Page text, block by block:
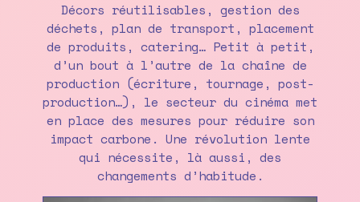
Décors réutilisables, gestion des
déchets, plan de transport, placement
de produits, catering… Petit à petit,
d’un bout à l’autre de la chaîne de
production (écriture, tournage, post-
production…), le secteur du cinéma met
en place des mesures pour réduire son
impact carbone. Une révolution lente
qui nécessite, là aussi, des
changements d’habitude.